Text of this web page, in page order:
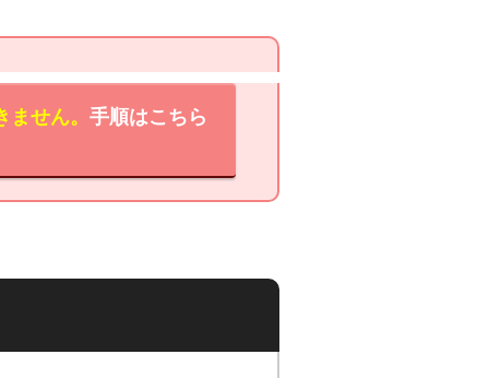
せん。 手順はこちら